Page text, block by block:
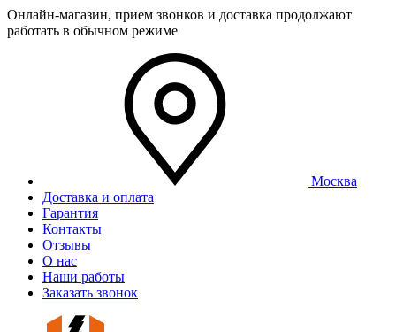
Онлайн-магазин, прием звонков и доставка продолжают
работать в обычном режиме
Москва
Доставка и оплата
Гарантия
Контакты
Отзывы
О нас
Наши работы
Заказать звонок